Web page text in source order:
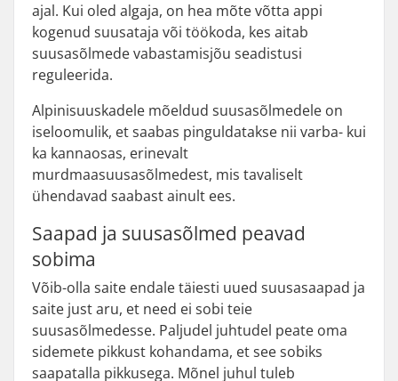
ajal. Kui oled algaja, on hea mõte võtta appi
kogenud suusataja või töökoda, kes aitab
suusasõlmede vabastamisjõu seadistusi
reguleerida.
Alpinisuuskadele mõeldud suusasõlmedele on
iseloomulik, et saabas pinguldatakse nii varba- kui
ka kannaosas, erinevalt
murdmaasuusasõlmedest, mis tavaliselt
ühendavad saabast ainult ees.
Saapad ja suusasõlmed peavad
sobima
Võib-olla saite endale täiesti uued suusasaapad ja
saite just aru, et need ei sobi teie
suusasõlmedesse. Paljudel juhtudel peate oma
sidemete pikkust kohandama, et see sobiks
saapatalla pikkusega. Mõnel juhul tuleb